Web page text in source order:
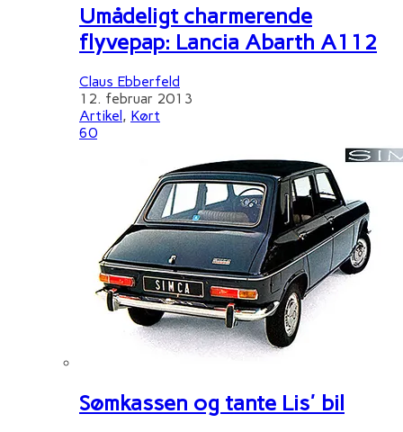
Umådeligt charmerende
flyvepap: Lancia Abarth A112
Claus Ebberfeld
12. februar 2013
Artikel, Kørt
60
Sømkassen og tante Lis' bil